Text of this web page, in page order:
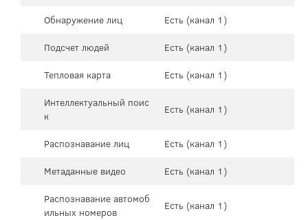
Обнаружение лиц
Есть (канал 1)
Подсчет людей
Есть (канал 1)
Тепловая карта
Есть (канал 1)
Интеллектуальный поис
к
Есть (канал 1)
Распознавание лиц
Есть (канал 1)
Метаданные видео
Есть (канал 1)
Распознавание автомоб
ильных номеров
Есть (канал 1)